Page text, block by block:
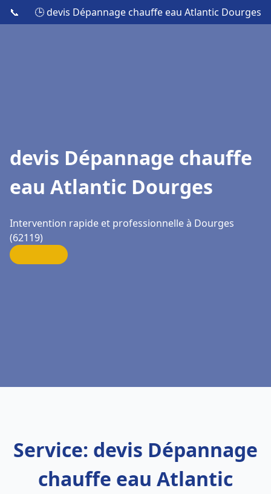
📞 🕒 devis Dépannage chauffe eau Atlantic Dourges
devis Dépannage chauffe
eau Atlantic Dourges
Intervention rapide et professionnelle à Dourges
(62119)
Service: devis Dépannage
chauffe eau Atlantic